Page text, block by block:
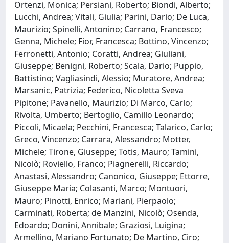
Ortenzi, Monica; Persiani, Roberto; Biondi, Alberto;
Lucchi, Andrea; Vitali, Giulia; Parini, Dario; De Luca,
Maurizio; Spinelli, Antonino; Carrano, Francesco;
Genna, Michele; Fior, Francesca; Bottino, Vincenzo;
Ferronetti, Antonio; Coratti, Andrea; Giuliani,
Giuseppe; Benigni, Roberto; Scala, Dario; Puppio,
Battistino; Vagliasindi, Alessio; Muratore, Andrea;
Marsanic, Patrizia; Federico, Nicoletta Sveva
Pipitone; Pavanello, Maurizio; Di Marco, Carlo;
Rivolta, Umberto; Bertoglio, Camillo Leonardo;
Piccoli, Micaela; Pecchini, Francesca; Talarico, Carlo;
Greco, Vincenzo; Carrara, Alessandro; Motter,
Michele; Tirone, Giuseppe; Totis, Mauro; Tamini,
Nicolò; Roviello, Franco; Piagnerelli, Riccardo;
Anastasi, Alessandro; Canonico, Giuseppe; Ettorre,
Giuseppe Maria; Colasanti, Marco; Montuori,
Mauro; Pinotti, Enrico; Mariani, Pierpaolo;
Carminati, Roberta; de Manzini, Nicolò; Osenda,
Edoardo; Donini, Annibale; Graziosi, Luigina;
Armellino, Mariano Fortunato; De Martino, Ciro;